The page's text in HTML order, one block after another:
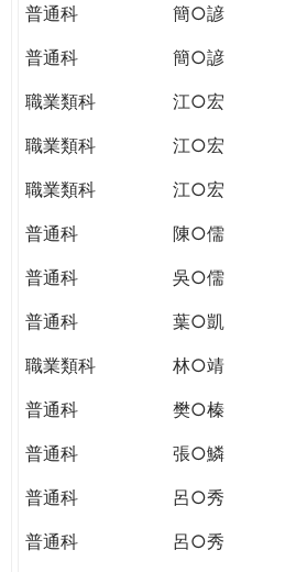
普通科
簡○諺
普通科
簡○諺
職業類科
江○宏
職業類科
江○宏
職業類科
江○宏
普通科
陳○儒
普通科
吳○儒
普通科
葉○凱
職業類科
林○靖
普通科
樊○榛
普通科
張○鱗
普通科
呂○秀
普通科
呂○秀